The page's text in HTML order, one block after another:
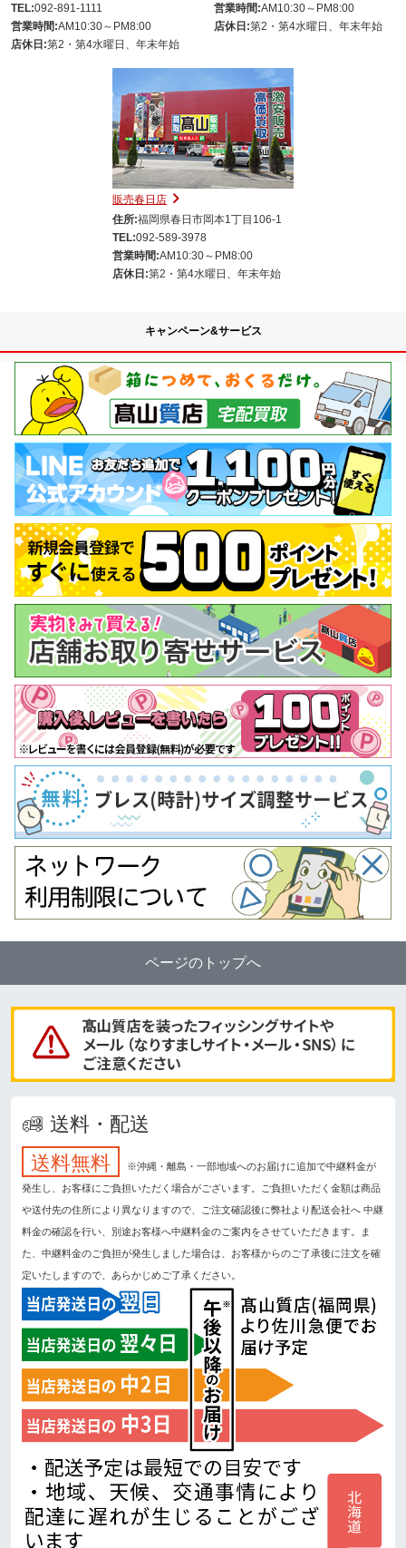
TEL:092-891-1111
営業時間:AM10:30～PM8:00
店休日:第2・第4水曜日、年末年始
営業時間:AM10:30～PM8:00
店休日:第2・第4水曜日、年末年始
販売春日店
住所:福岡県春日市岡本1丁目106-1
TEL:092-589-3978
営業時間:AM10:30～PM8:00
店休日:第2・第4水曜日、年末年始
キャンペーン&サービス
ページのトップへ
送料・配送
送料無料
※沖縄・離島・一部地域へのお届けに追加で中継料金が
発生し、お客様にご負担いただく場合がございます。ご負担いただく金額は商品
や送付先の住所により異なりますので、ご注文確認後に弊社より配送会社へ 中継
料金の確認を行い、別途お客様へ中継料金のご案内をさせていただきます。ま
た、中継料金のご負担が発生しました場合は、お客様からのご了承後に注文を確
定いたしますので、あらかじめご了承ください。